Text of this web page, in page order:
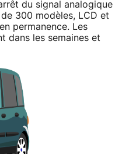
du signal analogique
300 modèles, LCD et
permanence. Les
dans les semaines et